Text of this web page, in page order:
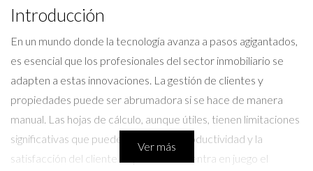
Introducción
En un mundo donde la tecnología avanza a pasos agigantados,
es esencial que los profesionales del sector inmobiliario se
adapten a estas innovaciones. La gestión de clientes y
propiedades puede ser abrumadora si se hace de manera
manual. Las hojas de cálculo, aunque útiles, tienen limitaciones
significativas que pueden afectar tu productividad y la
satisfacción del cliente. Aquí es donde entra en juego el
Ver más